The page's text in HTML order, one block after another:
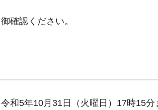
確認ください。
和5年10月31日（火曜日）17時15分